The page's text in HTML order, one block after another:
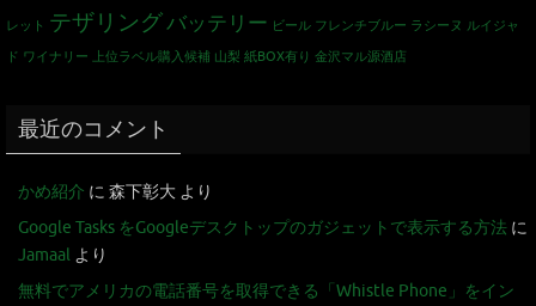
レット テザリングバッテリー ビール フレンチブルー ラシーヌ ルイジャ
ド ワイナリー 上位ラベル購入候補 山梨 紙BOX有り 金沢マル源酒店
最近のコメント
かめ紹介 に 森下彰大 より
Google Tasks をGoogleデスクトップのガジェットで表示する方法 に
Jamaal より
無料でアメリカの電話番号を取得できる「Whistle Phone」をイン